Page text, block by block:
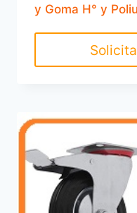
y Goma H° y